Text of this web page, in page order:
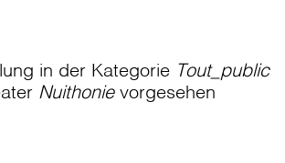
in der Kategorie Tout_public
Nuithonievorgesehen